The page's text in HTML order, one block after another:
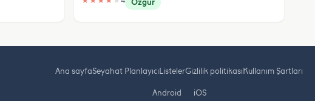
Özgür
Ana sayfaSeyahat Planlayıcı ListelerGizlilik politikası Kullanım Şartları
Android iOS